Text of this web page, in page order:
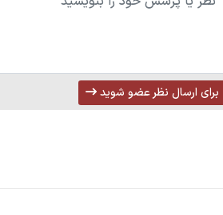
برای ارسال نظر عضو شوید